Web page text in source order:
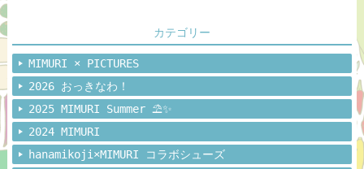
カテゴリー
MIMURI × PICTURES
2026 おっきなわ！
2025 MIMURI Summer ⛱️✨
2024 MIMURI
hanamikoji×MIMURI コラボシューズ